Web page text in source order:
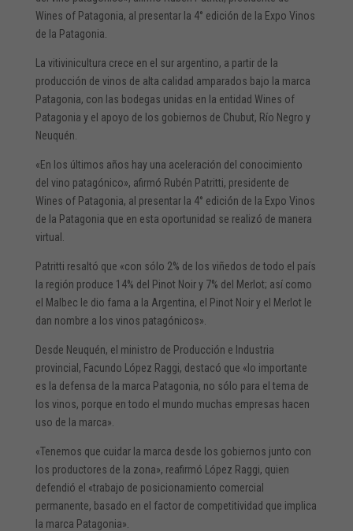
Wines of Patagonia, al presentar la 4° edición de la Expo Vinos
de la Patagonia.
La vitivinicultura crece en el sur argentino, a partir de la
producción de vinos de alta calidad amparados bajo la marca
Patagonia, con las bodegas unidas en la entidad Wines of
Patagonia y el apoyo de los gobiernos de Chubut, Río Negro y
Neuquén.
«En los últimos años hay una aceleración del conocimiento
del vino patagónico», afirmó Rubén Patritti, presidente de
Wines of Patagonia, al presentar la 4° edición de la Expo Vinos
de la Patagonia que en esta oportunidad se realizó de manera
virtual.
Patritti resaltó que «con sólo 2% de los viñedos de todo el país
la región produce 14% del Pinot Noir y 7% del Merlot; así como
el Malbec le dio fama a la Argentina, el Pinot Noir y el Merlot le
dan nombre a los vinos patagónicos».
Desde Neuquén, el ministro de Producción e Industria
provincial, Facundo López Raggi, destacó que «lo importante
es la defensa de la marca Patagonia, no sólo para el tema de
los vinos, porque en todo el mundo muchas empresas hacen
uso de la marca».
«Tenemos que cuidar la marca desde los gobiernos junto con
los productores de la zona», reafirmó López Raggi, quien
defendió el «trabajo de posicionamiento comercial
permanente, basado en el factor de competitividad que implica
la marca Patagonia».